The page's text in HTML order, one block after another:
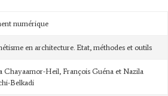
numérique
en architecture. Etat, méthodes et outils
Chayaamor-Heil, François Guéna et Nazila
Belkadi